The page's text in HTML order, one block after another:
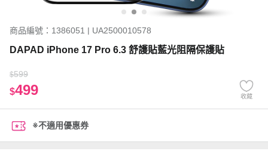
商品編號：1386051 | UA2500010578
DAPAD iPhone 17 Pro 6.3 舒護貼藍光阻隔保護貼
$599
$499 收藏
※不適用優惠券